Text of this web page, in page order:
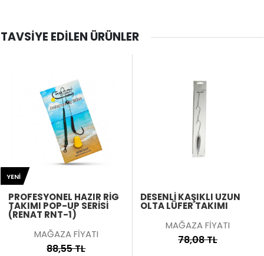
TAVSIYE EDILEN ÜRÜNLER
PROFESYONEL HAZIR RIG
TAKIMI POP-UP SERISI
(RENAT RNT-1)
MAĞAZA FİYATI
88,55 TL
YENI
DESENLI KAŞIKLI UZUN
OLTA LÜFER TAKIMI
MAĞAZA FİYATI
78,08 TL